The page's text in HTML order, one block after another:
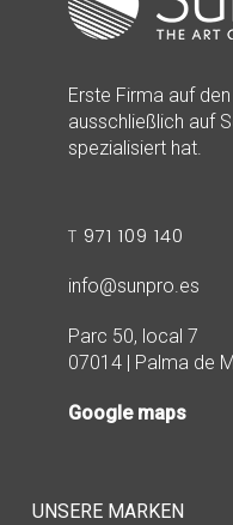
Erste Firma auf
ausschließlich auf
spezialisiert hat.
T 971 109 140
info@sunpro.es
Parc 50, local 7
07014 | Palma de
Google maps
UNSERE MARKEN